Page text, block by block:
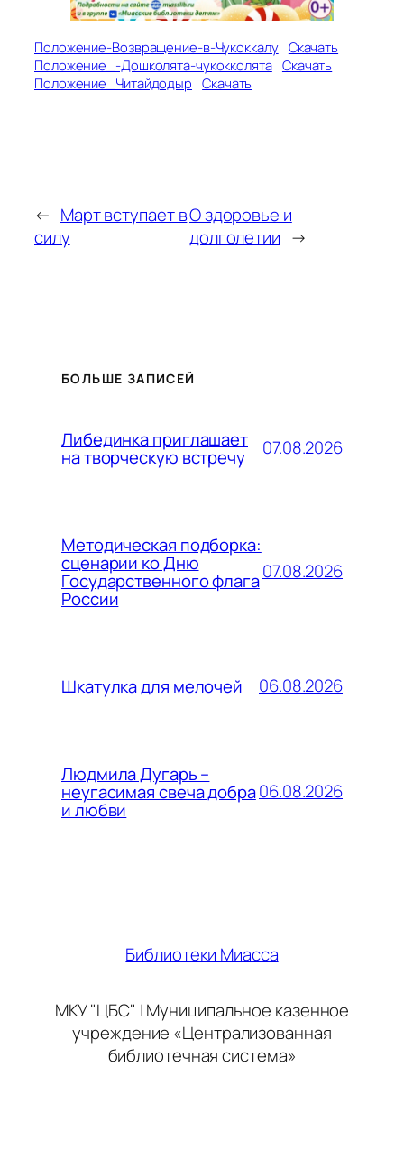
Положение-Возвращение-в-Чукоккалу Скачать
Положение_-Дошколята-чукокколята Скачать
Положение_Читайдодыр
Скачать
← Март вступает в
силу
О здоровье и
долголетии →
БОЛЬШЕ ЗАПИСЕЙ
Либединка приглашает
на творческую встречу 07.08.2026
Методическая подборка:
сценарии ко Дню
Государственного флага
России
07.08.2026
Шкатулка для мелочей 06.08.2026
Людмила Дугарь –
неугасимая свеча добра
и любви
06.08.2026
Библиотеки Миасса
МКУ "ЦБС" | Муниципальное казенное
учреждение «Централизованная
библиотечная система»